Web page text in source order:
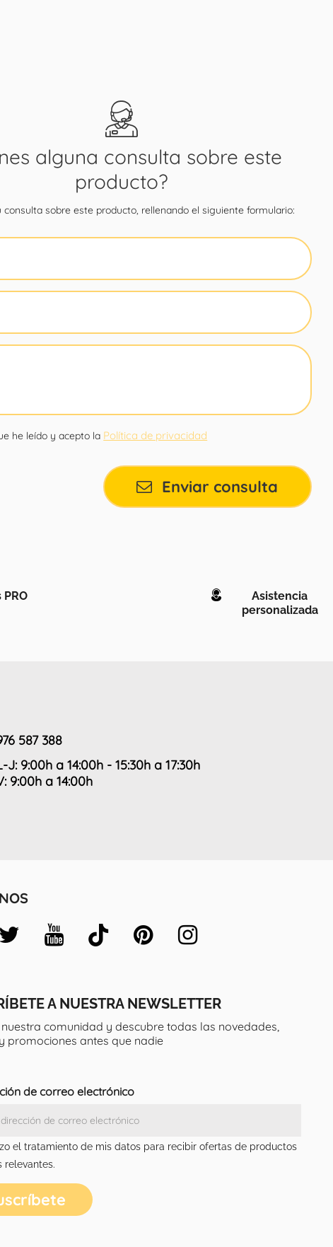
alguna consulta sobre este
producto?
consulta sobre este producto, rellenando el siguiente formulario:
he leído y acepto la Política de privacidad
Enviar consulta
Asistencia
personalizada
587 388
J: 9:00h a 14:00h - 15:30h a 17:30h
9:00h a 14:00h
A NUESTRA NEWSLETTER
nuestra comunidad y descubre todas las novedades,
promociones antes que nadie
de correo electrónico
el tratamiento de mis datos para recibir ofertas de productos
relevantes.